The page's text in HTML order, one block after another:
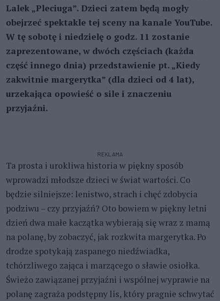
Lalek „Pleciuga”. Dzieci zatem będą mogły
obejrzeć spektakle tej sceny na kanale YouTube.
W tę sobotę i niedzielę o godz. 11 zostanie
zaprezentowane, w dwóch częściach (każda
część innego dnia) przedstawienie pt. „Kiedy
zakwitnie margerytka” (dla dzieci od 4 lat),
urzekająca opowieść o sile i znaczeniu
przyjaźni.
REKLAMA
Ta prosta i urokliwa historia w piękny sposób
wprowadzi młodsze dzieci w świat wartości. Co
będzie silniejsze: lenistwo, strach i chęć zdobycia
podziwu – czy przyjaźń? Oto bowiem w piękny letni
dzień dwa małe kaczątka wybierają się wraz z mamą
na polanę, by zobaczyć, jak rozkwita margerytka. Po
drodze spotykają zaspanego niedźwiadka,
tchórzliwego zająca i marzącego o sławie osiołka.
Świeżo zawiązanej przyjaźni i wspólnej wyprawie na
polanę zagraża podstępny lis, który pragnie schwytać